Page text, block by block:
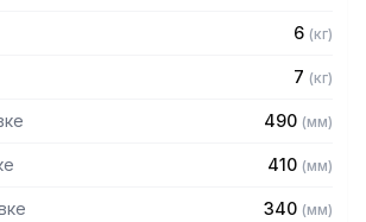
30 литров в час (240 чашек)
0 – 97 C
6 (кг)
7 (кг)
490 (мм)
410 (мм)
340 (мм)